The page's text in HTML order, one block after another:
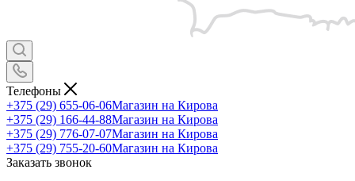
Телефоны
+375 (29) 655-06-06Магазин на Кирова
+375 (29) 166-44-88Магазин на Кирова
+375 (29) 776-07-07Магазин на Кирова
+375 (29) 755-20-60Магазин на Кирова
Заказать звонок